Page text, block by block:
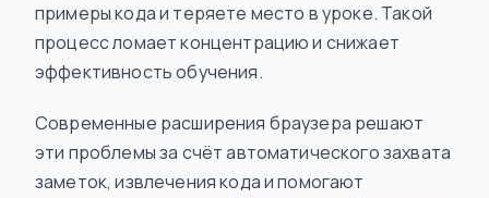
примеры кода и теряете место в уроке. Такой
процесс ломает концентрацию и снижает
эффективность обучения.
Современные расширения браузера решают
эти проблемы за счёт автоматического захвата
заметок, извлечения кода и помогают